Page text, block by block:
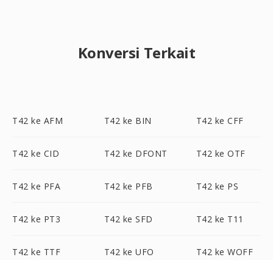
Konversi Terkait
T42 ke AFM T42 ke BIN T42 ke CFF
T42 ke CID T42 ke DFONT T42 ke OTF
T42 ke PFA T42 ke PFB T42 ke PS
T42 ke PT3 T42 ke SFD T42 ke T11
T42 ke TTF T42 ke UFO T42 ke WOFF